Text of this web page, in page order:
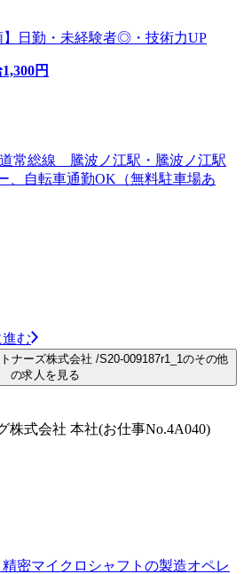
】日勤・未経験者◎・技術力UP
1,300円
常総線 騰波ノ江駅・騰波ノ江駅
、自転車通勤OK（無料駐車場あ
む
ナーズ株式会社 /S20-009187r1_1のその他
の求人を見る
株式会社 本社(お仕事No.4A040)
密マイクロシャフトの製造オペレ